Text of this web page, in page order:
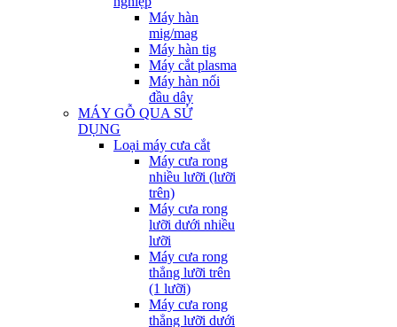
Máy hàn
mig/mag
Máy hàn tig
Máy cắt plasma
Máy hàn nối
đầu dây
MÁY GỖ QUA SỬ
DỤNG
Loại máy cưa cắt
Máy cưa rong
nhiều lưỡi (lưỡi
trên)
Máy cưa rong
lưỡi dưới nhiều
lưỡi
Máy cưa rong
thẳng lưỡi trên
(1 lưỡi)
Máy cưa rong
thẳng lưỡi dưới